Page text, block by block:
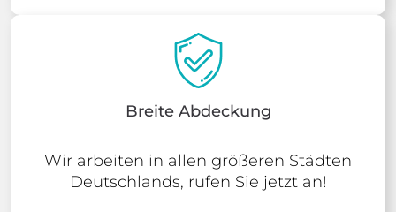
Breite Abdeckung
Wir arbeiten in allen größeren Städten
Deutschlands, rufen Sie jetzt an!